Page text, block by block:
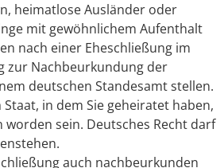
heimatlose Ausländer oder
mit gewöhnlichem Aufenthalt
nach einer Eheschließung im
zur Nachbeurkundung der
deutschen Standesamt stellen.
Staat, in dem Sie geheiratet haben,
worden sein. Deutsches Recht darf
auch nachbeurkunden